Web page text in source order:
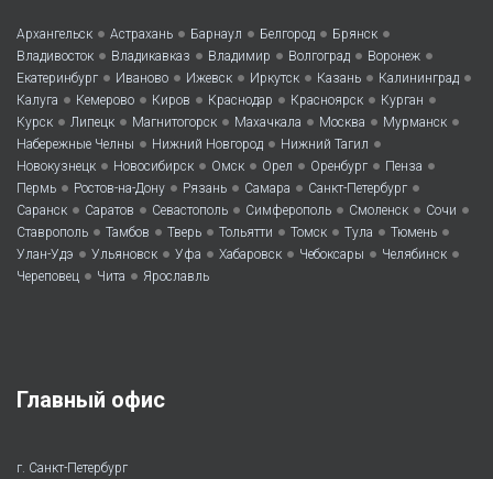
Архангельск • Астрахань • Барнаул • Белгород • Брянск •
Владивосток • Владикавказ • Владимир • Волгоград • Воронеж •
Екатеринбург • Иваново • Ижевск • Иркутск • Казань • Калининград •
Калуга • Кемерово • Киров • Краснодар • Красноярск • Курган •
Курск • Липецк • Магнитогорск • Махачкала • Москва • Мурманск •
Набережные Челны • Нижний Новгород • Нижний Тагил •
Новокузнецк • Новосибирск • Омск • Орел • Оренбург • Пенза •
Пермь • Ростов-на-Дону • Рязань • Самара • Санкт-Петербург •
Саранск • Саратов • Севастополь • Симферополь • Смоленск • Сочи •
Ставрополь • Тамбов • Тверь • Тольятти • Томск • Тула • Тюмень •
Улан-Удэ • Ульяновск • Уфа • Хабаровск • Чебоксары • Челябинск •
Череповец • Чита • Ярославль
Главный офис
г. Санкт-Петербург